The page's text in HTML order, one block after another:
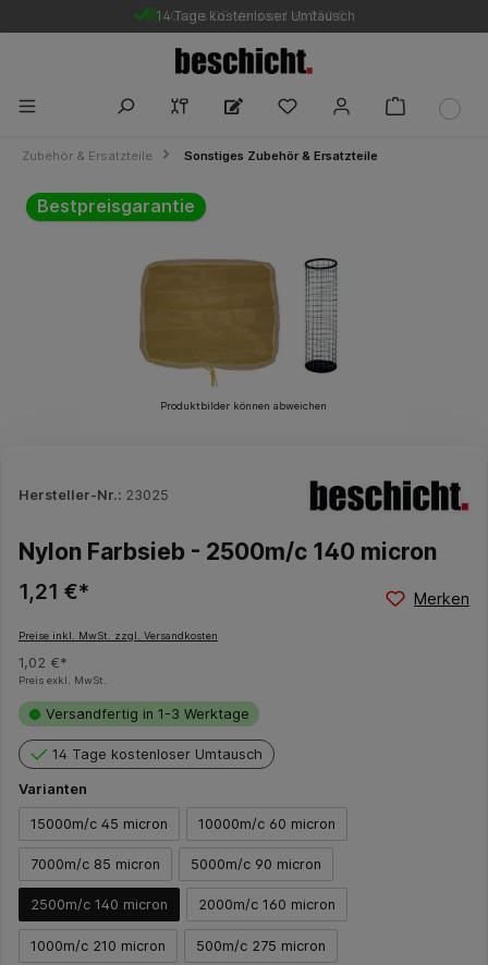
Gratis DE-Versand ab 250 €
14 Tage kostenloser Umtausch
Zubehör & Ersatzteile Sonstiges Zubehör & Ersatzteile
Bildergalerie überspringen
Bestpreisgarantie
Produktbilder können abweichen
Hersteller-Nr.: 23025
Nylon Farbsieb - 2500m/c 140 micron
1,21 €* Merken
Preise inkl. MwSt. zzgl. Versandkosten
1,02 €*
Preis exkl. MwSt.
Versandfertig in 1-3 Werktage
14 Tage kostenloser Umtausch
Varianten
15000m/c 45 micron 10000m/c 60 micron
7000m/c 85 micron 5000m/c 90 micron
2500m/c 140 micron 2000m/c 160 micron
1000m/c 210 micron 500m/c 275 micron